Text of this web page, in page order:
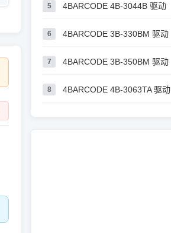
5 4BARCODE 4B-3044B 驱动
6 4BARCODE 3B-330BM 驱动
7 4BARCODE 3B-350BM 驱动
8 4BARCODE 4B-3063TA 驱动